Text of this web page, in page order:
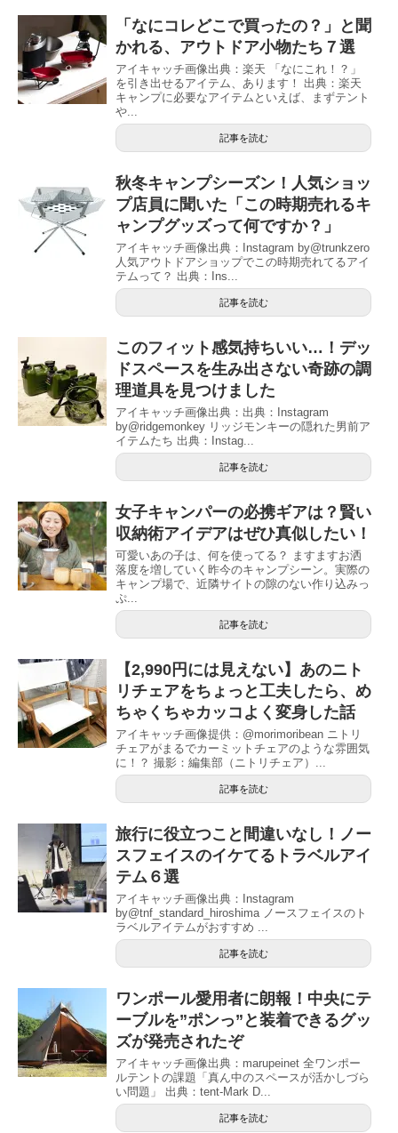
「なにコレどこで買ったの？」と聞
かれる、アウトドア小物たち７選
アイキャッチ画像出典：楽天 「なにこれ！？」
を引き出せるアイテム、あります！ 出典：楽天
キャンプに必要なアイテムといえば、まずテント
や...
記事を読む
秋冬キャンプシーズン！人気ショッ
プ店員に聞いた「この時期売れるキ
ャンプグッズって何ですか？」
アイキャッチ画像出典：Instagram by@trunkzero
人気アウトドアショップでこの時期売れてるアイ
テムって？ 出典：Ins...
記事を読む
このフィット感気持ちいい…！デッ
ドスペースを生み出さない奇跡の調
理道具を見つけました
アイキャッチ画像出典：出典：Instagram
by@ridgemonkey リッジモンキーの隠れた男前ア
イテムたち 出典：Instag...
記事を読む
女子キャンパーの必携ギアは？賢い
収納術アイデアはぜひ真似したい！
可愛いあの子は、何を使ってる？ ますますお洒
落度を増していく昨今のキャンプシーン。実際の
キャンプ場で、近隣サイトの隙のない作り込みっ
ぷ...
記事を読む
【2,990円には見えない】あのニト
リチェアをちょっと工夫したら、め
ちゃくちゃカッコよく変身した話
アイキャッチ画像提供：@morimoribean ニトリ
チェアがまるでカーミットチェアのような雰囲気
に！？ 撮影：編集部（ニトリチェア）...
記事を読む
旅行に役立つこと間違いなし！ノー
スフェイスのイケてるトラベルアイ
テム６選
アイキャッチ画像出典：Instagram
by@tnf_standard_hiroshima ノースフェイスのト
ラベルアイテムがおすすめ ...
記事を読む
ワンポール愛用者に朗報！中央にテ
ーブルを”ポンっ”と装着できるグッ
ズが発売されたぞ
アイキャッチ画像出典：marupeinet 全ワンポー
ルテントの課題「真ん中のスペースが活かしづら
い問題」 出典：tent-Mark D...
記事を読む